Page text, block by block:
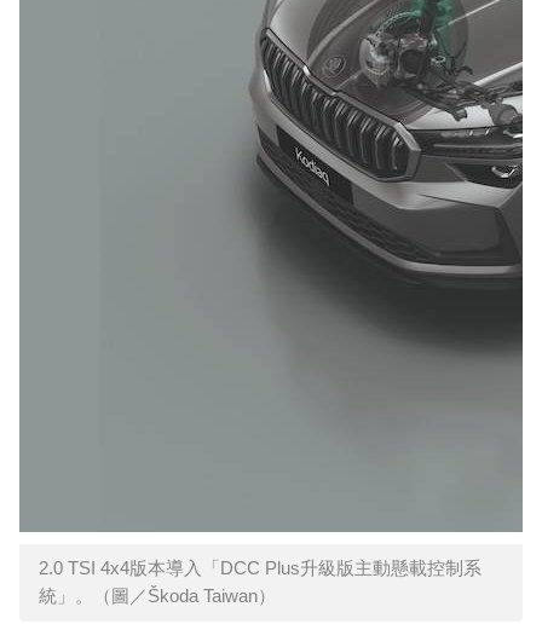
2.0 TSI 4x4版本導入「DCC Plus升級版主動懸載控制系
統」。（圖／Škoda Taiwan）